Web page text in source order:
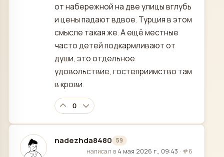
от набережной на две улицы вглубь
и цены падают вдвое. Турция в этом
смысле такая же. А ещё местные
часто детей подкармливают от
души, это отдельное
удовольствие, гостеприимство там
в крови.
0
nadezhda8480 59
отредактировано
написал в 4 мая 2026 г., 09:43 · #6